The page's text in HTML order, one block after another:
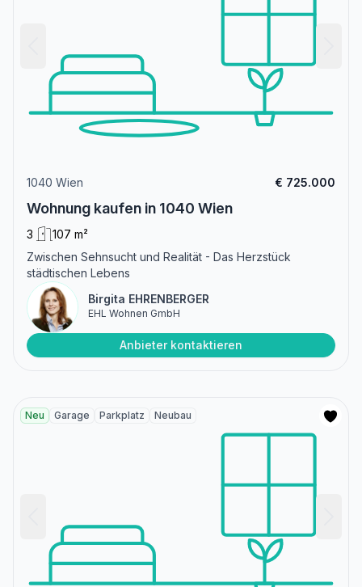
1040 Wien € 725.000
Wohnung kaufen in 1040 Wien
3
107 m²
Zwischen Sehnsucht und Realität - Das Herzstück
städtischen Lebens
Birgita EHRENBERGER
EHL Wohnen GmbH
Anbieter kontaktieren
Neu Garage Parkplatz Neubau